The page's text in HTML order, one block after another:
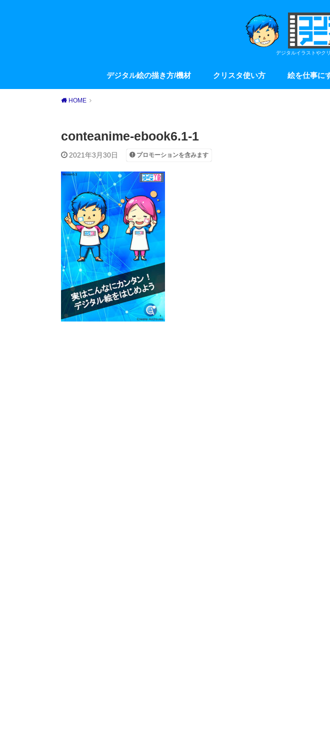
デジタルイラストやク
デジタル絵の描き方/機材 クリスタ使い方 絵を仕事に
HOME
conteanime-ebook6.1-1
2021年3月30日 プロモーションを含みます